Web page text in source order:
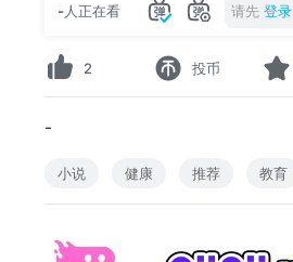
-人正在看 请先 登录
2 投币
-
小说 健康 推荐 教育